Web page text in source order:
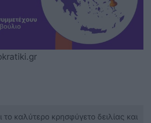
το καλύτερο κρησφύγετο δειλίας και